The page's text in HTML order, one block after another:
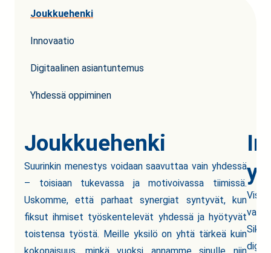
Joukkuehenki
Innovaatio
Digitaalinen asiantuntemus
Yhdessä oppiminen
Joukkuehenki
Suurinkin menestys voidaan saavuttaa vain yhdessä
– toisiaan tukevassa ja motivoivassa tiimissä.
Uskomme, että parhaat synergiat syntyvät, kun
fiksut ihmiset työskentelevät yhdessä ja hyötyvät
toistensa työstä. Meille yksilö on yhtä tärkeä kuin
vaan